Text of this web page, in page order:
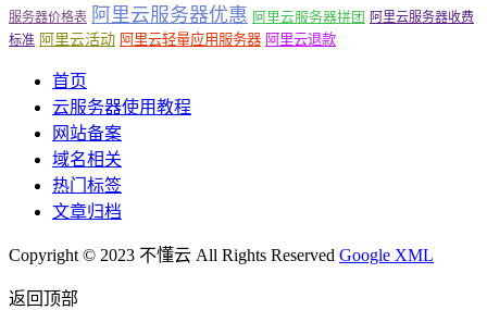
服务器价格表 阿里云服务器优惠 阿里云服务器拼团 阿里云服务器收费
标准 阿里云活动 阿里云轻量应用服务器 阿里云退款
首页
云服务器使用教程
网站备案
域名相关
热门标签
文章归档
Copyright © 2023 不懂云 All Rights Reserved Google XML
返回顶部